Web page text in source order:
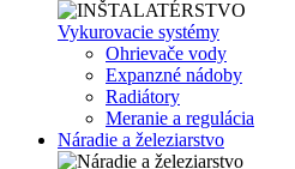
Vykurovacie systémy
Ohrievače vody
Expanzné nádoby
Radiátory
Meranie a regulácia
Náradie a železiarstvo